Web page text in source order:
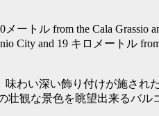
ートル from the Cala Grassio
City and 19 キロメートル
味わい深い飾り付けが施され
壮観な景色を眺望出来るバル